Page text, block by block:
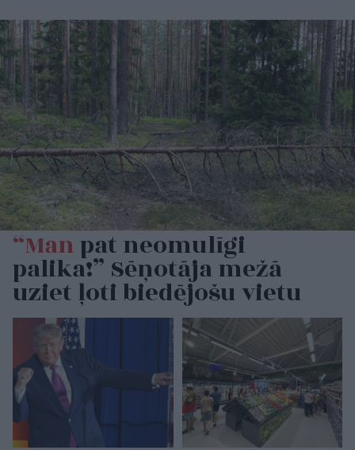
“Manpat neomulīgi
palika!” Sēņotāja mežā
uziet ļoti biedējošu vietu